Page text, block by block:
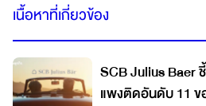
เนื้อหาที่เกี่ยวข้อง
SCB Julius Baer
แพง